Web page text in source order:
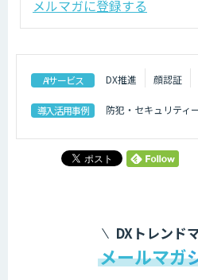
メルマガに登録する
AIサービス DX推進 顔認証
導入活用事例 防犯・セキュリティ
DXトレンド
メールマガ